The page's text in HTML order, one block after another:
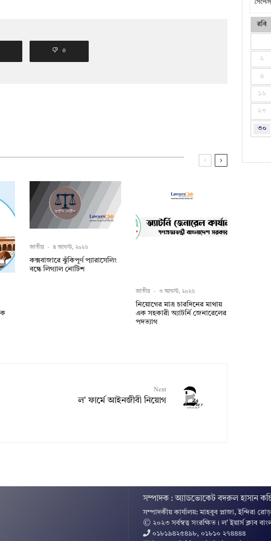
0
জাতীয় · ৪ আগস্ট, ২০২৬
কক্সবাজারে ঝুঁকিপূর্ণ প্যারাসেলিং
বন্ধে লিগ্যাল নোটিশ
জাতীয় · ৩ আগস্ট, ২০২৬
নিয়োগের মাত্র চারদিনের মাথায়
এক সহকারী অ্যাটর্নি জেনারেলের
পদত্যাগ
Next
ল’ ফার্মে আইনজীবী নিয়োগ
রবি
২
৯
১৬
২৩
৩০
সম্পাদক : অ্যাডভোকেট বদরুল হাসান
সম্পাদকীয় কার্যালয়: মাহবুব প্লাজা, ইন্দিরা
© ২০২৩ সর্বস্বত্ব সংরক্ষিত । ল’ ইয়ার্স ক্লাব
০১৮১৯৪২৫৪৯৮, ০১৮১০ ২৭৪৪৪৪